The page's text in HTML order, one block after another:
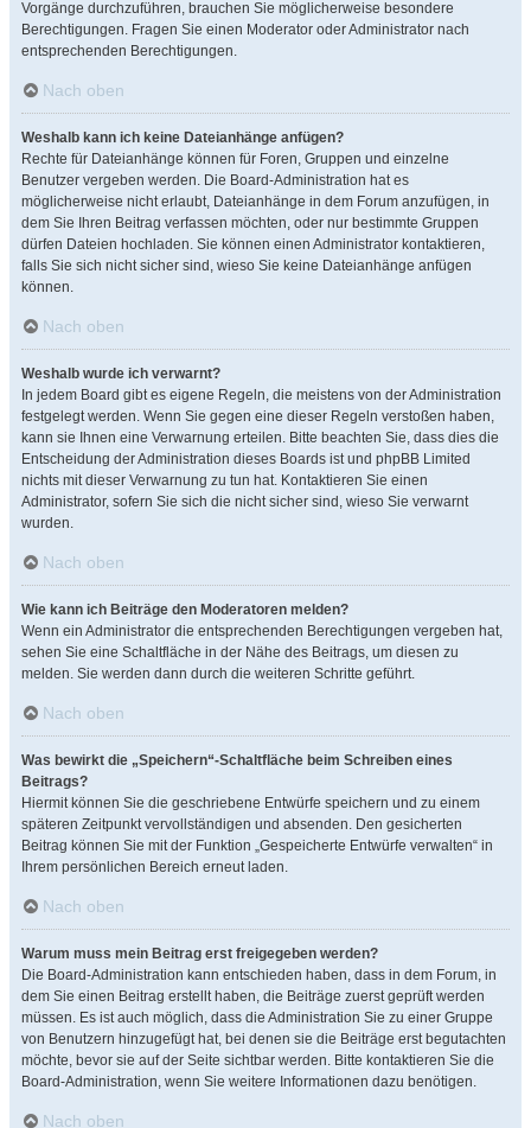
Vorgänge durchzuführen, brauchen Sie möglicherweise besondere
Berechtigungen. Fragen Sie einen Moderator oder Administrator nach
entsprechenden Berechtigungen.
Nach oben
Weshalb kann ich keine Dateianhänge anfügen?
Rechte für Dateianhänge können für Foren, Gruppen und einzelne
Benutzer vergeben werden. Die Board-Administration hat es
möglicherweise nicht erlaubt, Dateianhänge in dem Forum anzufügen, in
dem Sie Ihren Beitrag verfassen möchten, oder nur bestimmte Gruppen
dürfen Dateien hochladen. Sie können einen Administrator kontaktieren,
falls Sie sich nicht sicher sind, wieso Sie keine Dateianhänge anfügen
können.
Nach oben
Weshalb wurde ich verwarnt?
In jedem Board gibt es eigene Regeln, die meistens von der Administration
festgelegt werden. Wenn Sie gegen eine dieser Regeln verstoßen haben,
kann sie Ihnen eine Verwarnung erteilen. Bitte beachten Sie, dass dies die
Entscheidung der Administration dieses Boards ist und phpBB Limited
nichts mit dieser Verwarnung zu tun hat. Kontaktieren Sie einen
Administrator, sofern Sie sich die nicht sicher sind, wieso Sie verwarnt
wurden.
Nach oben
Wie kann ich Beiträge den Moderatoren melden?
Wenn ein Administrator die entsprechenden Berechtigungen vergeben hat,
sehen Sie eine Schaltfläche in der Nähe des Beitrags, um diesen zu
melden. Sie werden dann durch die weiteren Schritte geführt.
Nach oben
Was bewirkt die „Speichern“-Schaltfläche beim Schreiben eines
Beitrags?
Hiermit können Sie die geschriebene Entwürfe speichern und zu einem
späteren Zeitpunkt vervollständigen und absenden. Den gesicherten
Beitrag können Sie mit der Funktion „Gespeicherte Entwürfe verwalten“ in
Ihrem persönlichen Bereich erneut laden.
Nach oben
Warum muss mein Beitrag erst freigegeben werden?
Die Board-Administration kann entschieden haben, dass in dem Forum, in
dem Sie einen Beitrag erstellt haben, die Beiträge zuerst geprüft werden
müssen. Es ist auch möglich, dass die Administration Sie zu einer Gruppe
von Benutzern hinzugefügt hat, bei denen sie die Beiträge erst begutachten
möchte, bevor sie auf der Seite sichtbar werden. Bitte kontaktieren Sie die
Board-Administration, wenn Sie weitere Informationen dazu benötigen.
Nach oben